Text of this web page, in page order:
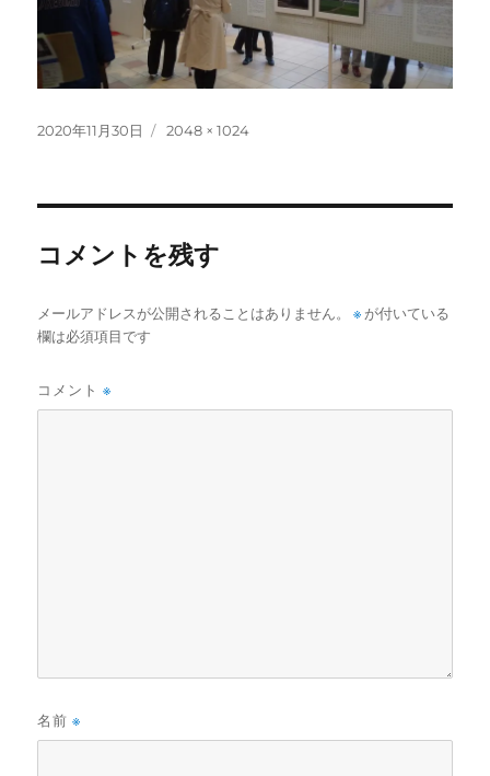
投
2020年11月30日
フ
2048 × 1024
コメントを残す
メールアドレスが公開されることはありません。 ※ が付いている
欄は必須項目です
コメント※
名前※